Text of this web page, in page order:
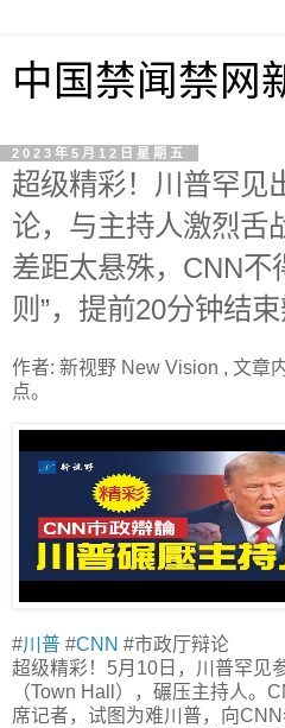
中国禁闻禁网
2023年5月12日星期五
超级精彩！川普罕见
论，与主持人激烈舌
差距太悬殊，CNN不
则”，提前20分钟结束
作者: 新视野 New Vision , 文章
点。
#川普 #CNN #市政厅辩论
超级精彩！5月10日，川普罕见
（Town Hall），碾压主持人。
席记者，试图为难川普，向